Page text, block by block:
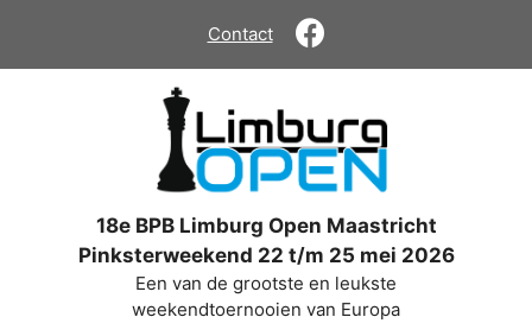
de
Contact
18e BPB Limburg Open Maastricht
Pinksterweekend 22 t/m 25 mei 2026
Een van de grootste en leukste
weekendtoernooien van Europa